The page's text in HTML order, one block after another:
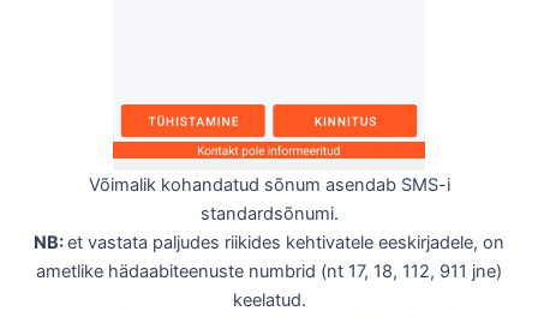
Võimalik kohandatud sõnum asendab SMS-i
standardsõnumi.
NB:et vastata paljudes riikides kehtivatele eeskirjadele, on
ametlike hädaabiteenuste numbrid (nt 17, 18, 112, 911 jne)
keelatud.